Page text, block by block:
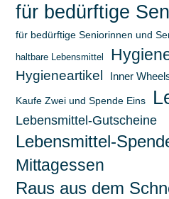
für bedürftige
für bedürftige Seniorinnen und
haltbare Lebensmittel
Hygieneartikel Inner
Kaufe Zwei und Spende Eins
Lebensmittel-Gutscheine
Lebensmittel-
Mittagessen
Raus aus dem